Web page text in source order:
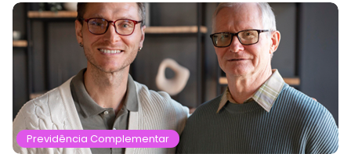
Previdência Complementar